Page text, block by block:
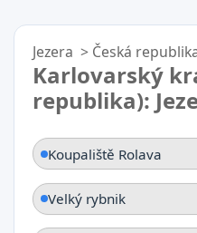
Váš seznam oblíbených je
Jezera > Česká
Karlovarský
republika):
Koupaliště Rolava
Velký rybnik